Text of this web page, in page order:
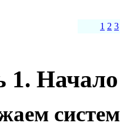
1 2 3
1.